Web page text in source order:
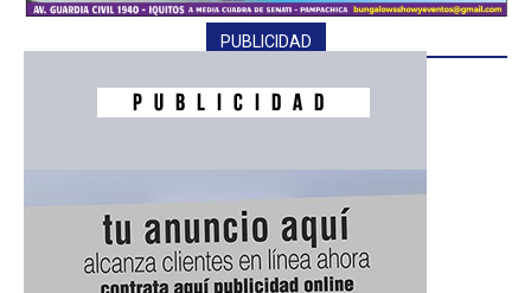
PUBLICIDAD